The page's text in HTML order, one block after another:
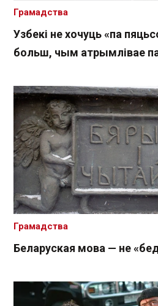
Узбекі не хочуць «па
больш, чым атрымлівае
Грамадства
Беларуская мова — не
Грамадства